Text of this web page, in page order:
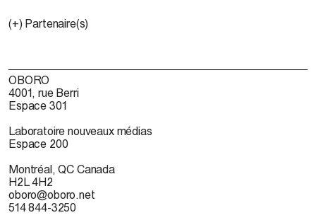
(+) Partenaire(s)
OBORO
4001, rue Berri
Espace 301
Laboratoire nouveaux médias
Espace 200
Montréal, QC Canada
H2L 4H2
oboro@oboro.net
514 844-3250